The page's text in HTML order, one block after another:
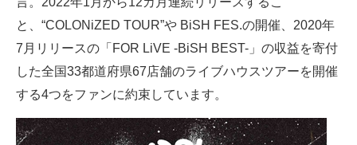
と、“COLONiZED TOUR”や BiSH FES.の開催、2020年
7月リリースの「FOR LiVE -BiSH BEST-」の収益を寄付
した全国33都道府県67店舗のライブハウスツアーを開催
する4つをファンに約束しています。